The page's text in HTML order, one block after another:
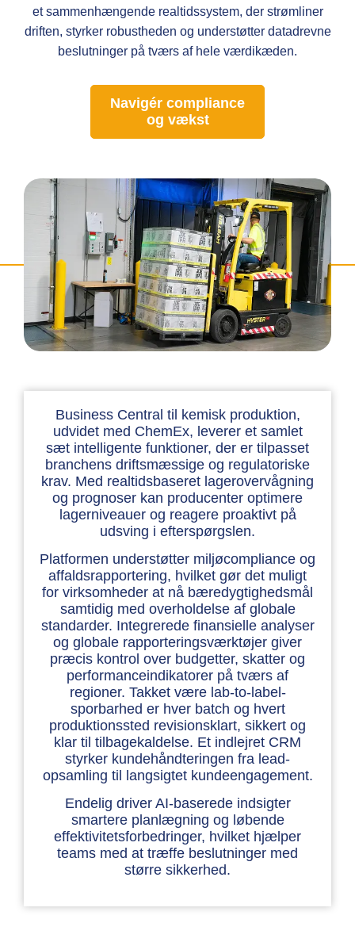
et sammenhængende realtidssystem, der strømliner
driften, styrker robustheden og understøtter datadrevne
beslutninger på tværs af hele værdikæden.
Navigér compliance
og vækst
Business Central til kemisk produktion,
udvidet med ChemEx, leverer et samlet
sæt intelligente funktioner, der er tilpasset
branchens driftsmæssige og regulatoriske
krav. Med realtidsbaseret lagerovervågning
og prognoser kan producenter optimere
lagerniveauer og reagere proaktivt på
udsving i efterspørgslen.
Platformen understøtter miljøcompliance og
affaldsrapportering, hvilket gør det muligt
for virksomheder at nå bæredygtighedsmål
samtidig med overholdelse af globale
standarder. Integrerede finansielle analyser
og globale rapporteringsværktøjer giver
præcis kontrol over budgetter, skatter og
performanceindikatorer på tværs af
regioner. Takket være lab-to-label-
sporbarhed er hver batch og hvert
produktionssted revisionsklart, sikkert og
klar til tilbagekaldelse. Et indlejret CRM
styrker kundehåndteringen fra lead-
opsamling til langsigtet kundeengagement.
Endelig driver AI-baserede indsigter
smartere planlægning og løbende
effektivitetsforbedringer, hvilket hjælper
teams med at træffe beslutninger med
større sikkerhed.